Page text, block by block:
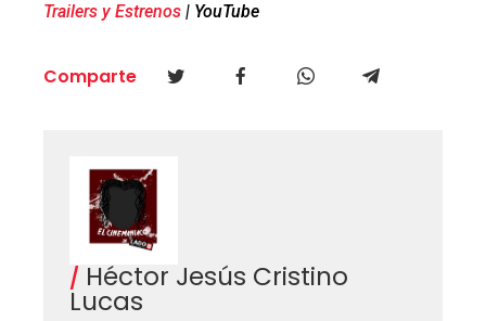
Trailers y Estrenos| YouTube
Comparte
Héctor Jesús Cristino
Lucas